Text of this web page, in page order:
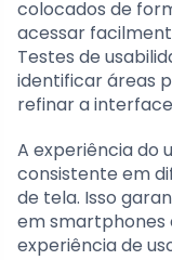
colocados de
acessar
Testes de
identificar áreas
refinar a
A experiência do
consistente em
de tela. Isso
em smartphones
experiência de